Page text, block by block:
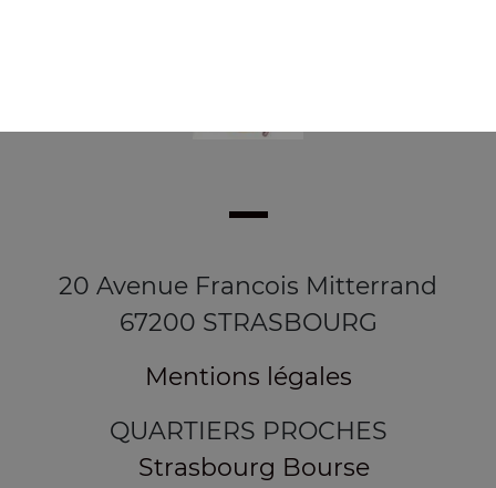
20 Avenue Francois Mitterrand
67200 STRASBOURG
Mentions légales
QUARTIERS PROCHES
Strasbourg Bourse